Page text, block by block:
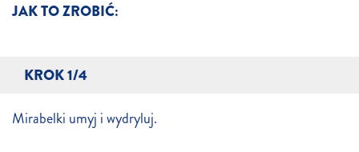
JAK TO ZROBIĆ:
KROK 1/4
Mirabelki umyj i wydryluj.